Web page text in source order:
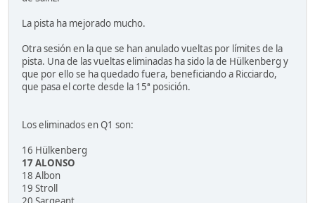
La pista ha mejorado mucho.
Otra sesión en la que se han anulado vueltas por límites de la
pista. Una de las vueltas eliminadas ha sido la de Hülkenberg y
que por ello se ha quedado fuera, beneficiando a Ricciardo,
que pasa el corte desde la 15ª posición.
Los eliminados en Q1 son:
16 Hülkenberg
17 ALONSO
18 Albon
19 Stroll